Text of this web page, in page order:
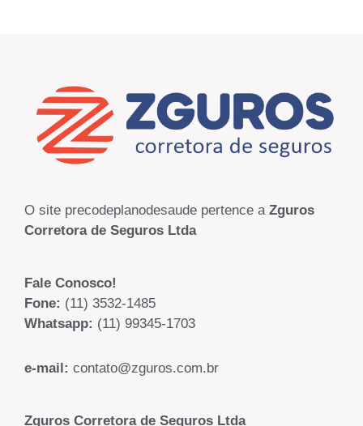
O site precodeplanodesaude pertence a Zguros
Corretora de Seguros Ltda
Fale Conosco!
Fone: (11) 3532-1485
Whatsapp: (11) 99345-1703
e-mail: contato@zguros.com.br
Zguros Corretora de Seguros Ltda